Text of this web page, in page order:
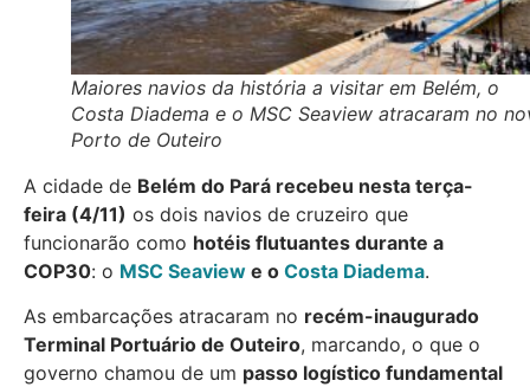
Maiores navios da história a visitar em Belém, o
Costa Diadema e o MSC Seaview atracaram no
Porto de Outeiro
A cidade de Belém do Pará recebeu nesta terça-
feira (4/11) os dois navios de cruzeiro que
funcionarão como hotéis flutuantes durante a
COP30: o MSC Seaview e o Costa Diadema.
As embarcações atracaram no recém-inaugurado
Terminal Portuário de Outeiro, marcando, o que o
governo chamou de um passo logístico fundamental